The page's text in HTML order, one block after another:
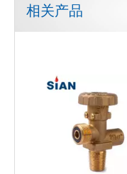
相关产品
气缸压缩天然气阀